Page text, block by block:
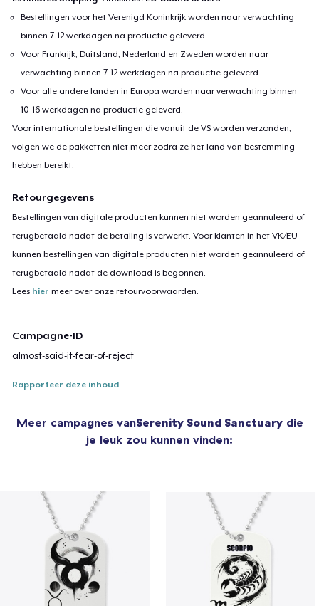
Afraid my heart’s too strange, too wide,
So I keep the best of me inside.
Bestellingen voor het Verenigd Koninkrijk worden naar verwachting
binnen 7-12 werkdagen na productie geleverd.
Voor Frankrijk, Duitsland, Nederland en Zweden worden naar
verwachting binnen 7-12 werkdagen na productie geleverd.
Voor alle andere landen in Europa worden naar verwachting binnen
10-16 werkdagen na productie geleverd.
Voor internationale bestellingen die vanuit de VS worden verzonden,
volgen we de pakketten niet meer zodra ze het land van bestemming
hebben bereikt.
Retourgegevens
Bestellingen van digitale producten kunnen niet worden geannuleerd of
terugbetaald nadat de betaling is verwerkt. Voor klanten in het VK/EU
kunnen bestellingen van digitale producten niet worden geannuleerd of
terugbetaald nadat de download is begonnen.
Lees hier meer over onze retourvoorwaarden.
Campagne-ID
almost-said-it-fear-of-reject
Rapporteer deze inhoud
Meer campagnes vanSerenity Sound Sanctuarydie
je leuk zou kunnen vinden: